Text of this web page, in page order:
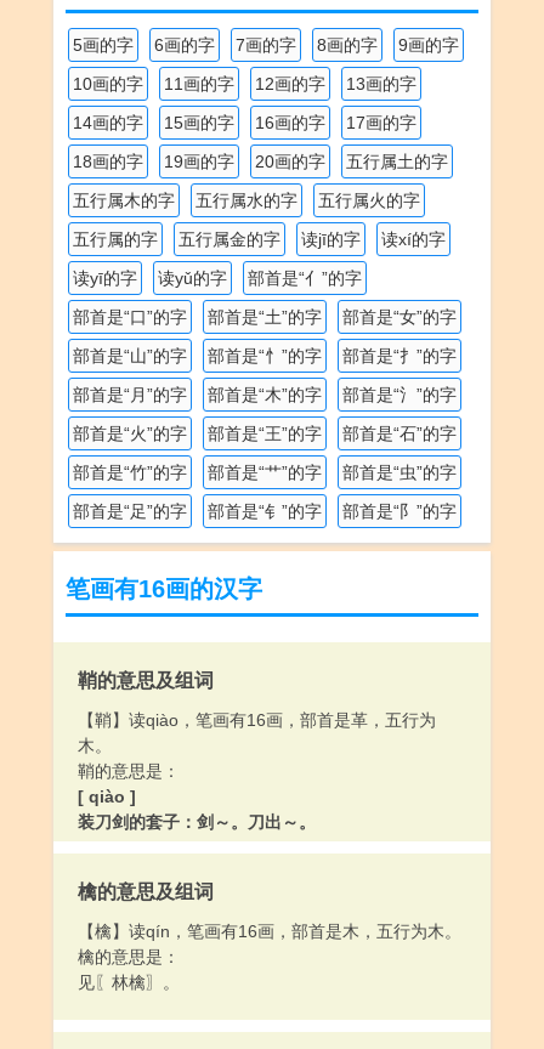
5画的字 6画的字 7画的字 8画的字
9画的字
10画的字
11画的字 12画的字
13画的字
14画的字
15画的字 16画的字
17画的字
18画的字
19画的字 20画的字
五行属土的字
五行属木的字
五行属水的字
五行属火的字
五行属的字
五行属金的字 读jī的字
读xí的字
读yī的字
读yǔ的字
部首是“亻”的字
部首是“口”的字
部首是“土”的字
部首是“女”的字
部首是“山”的字
部首是“忄”的字
部首是“扌”的字
部首是“月”的字
部首是“木”的字
部首是“氵”的字
部首是“火”的字
部首是“王”的字
部首是“石”的字
部首是“竹”的字
部首是“艹”的字
部首是“虫”的字
部首是“足”的字
部首是“钅”的字 部首是“阝”的字
笔画有16画的汉字
鞘的意思及组词
【鞘】读qiào，笔画有16画，部首是革，五行为
木。
鞘的意思是：
[ qiào ]
装刀剑的套子：剑～。刀出～。
[ shāo ]
檎的意思及组词
【檎】读qín，笔画有16画，部首是木，五行为木。
檎的意思是：
见〖林檎〗。